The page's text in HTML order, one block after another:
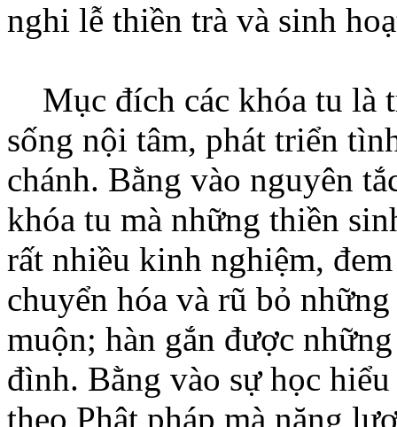
nghi lễ thiền trà và sinh
Mục đích các khóa tu là
sống nội tâm, phát triển
chánh. Bằng vào nguyên
khóa tu mà những thiền
rất nhiều kinh nghiệm,
chuyển hóa và rũ bỏ
muộn; hàn gắn được
đình. Bằng vào sự học
theo Phật pháp mà năng